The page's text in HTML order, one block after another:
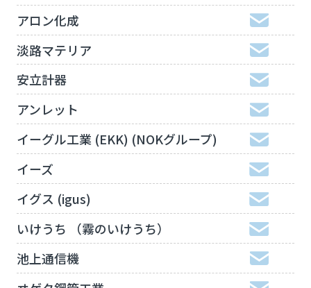
アロン化成
淡路マテリア
安立計器
アンレット
イーグル工業 (EKK) (NOKグループ)
イーズ
イグス (igus)
いけうち （霧のいけうち）
池上通信機